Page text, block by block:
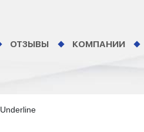
ОТЗЫВЫ КОМПАНИИ
Underline